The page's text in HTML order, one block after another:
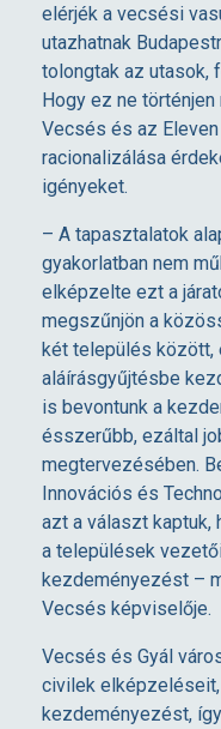
z
l
e
k
e
d
i
k
B
u
d
elérjék a vecsési
utazhatnak
tolongtak az utasok,
Hogy ez ne
Vecsés és az
racionalizálása
igényeket.
– A tapasztalatok
gyakorlatban nem
elképzelte ezt a
megszűnjön a
két település között,
aláírásgyűjtésbe
is bevontunk a
ésszerűbb, ezáltal
megtervezésében.
Innovációs és
azt a választ kaptuk,
a települések
kezdeményezést –
Vecsés képviselője.
Vecsés és Gyál
civilek
kezdeményezést,